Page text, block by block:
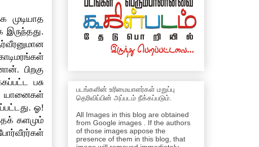
பிறகு
பசு
யானைகள்
ஓ!
களமும்
போர்வீரர்கள்
படங்களின் உரிமையாளர்கள் மறுப்பு
தெரிவிப்பின் அப்படம் நீக்கப்படும்.
All Images in this blog are obtained
from Google images . If the authors
of those images appose the
presence of them in this blog, that